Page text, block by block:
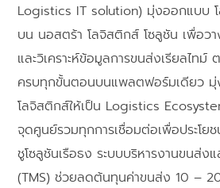
Logistics IT solution) มุ่งออกแบบ
บน นอสตร้า โลจิสติกส์ โซลูชัน เพื่อว
และวิเคราะห์ข้อมูลการขนส่งเรียลไทม์
ครบทุกขั้นตอนบนแพลตฟอร์มเดียว มุ่
โลจิสติกส์ให้เป็น Logistics
จุดศูนย์รวมทุกการเชื่อมต่อเพื่อประโย
ชูโซลูชันเรือธง ระบบบริหารงานขนส่ง
(TMS) ช่วยลดต้นทุนค่าขนส่ง 10 –